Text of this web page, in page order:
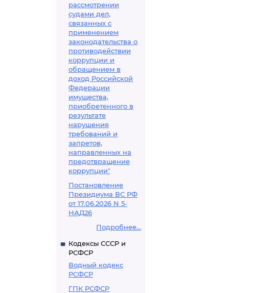
рассмотрении
судами дел,
связанных с
применением
законодательства о
противодействии
коррупции и
обращением в
доход Российской
Федерации
имущества,
приобретенного в
результате
нарушения
требований и
запретов,
направленных на
предотвращение
коррупции"
Постановление
Президиума ВС РФ
от 17.06.2026 N 5-
НАД26
Подробнее...
Кодексы СССР и
РСФСР
Водный кодекс
РСФСР
ГПК РСФСР